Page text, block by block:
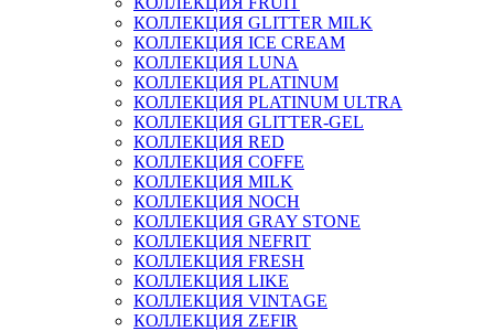
КОЛЛЕКЦИЯ GLITTER MILK
КОЛЛЕКЦИЯ ICE CREAM
КОЛЛЕКЦИЯ LUNA
КОЛЛЕКЦИЯ PLATINUM
КОЛЛЕКЦИЯ PLATINUM ULTRA
КОЛЛЕКЦИЯ GLITTER-GEL
КОЛЛЕКЦИЯ RED
КОЛЛЕКЦИЯ COFFE
КОЛЛЕКЦИЯ MILK
КОЛЛЕКЦИЯ NOCH
КОЛЛЕКЦИЯ GRAY STONE
КОЛЛЕКЦИЯ NEFRIT
КОЛЛЕКЦИЯ FRESH
КОЛЛЕКЦИЯ LIKE
КОЛЛЕКЦИЯ VINTAGE
КОЛЛЕКЦИЯ ZEFIR